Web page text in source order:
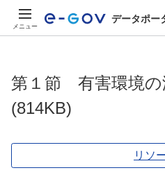
メニュー
データポー
第１節 有害環境
(814KB)
リソ